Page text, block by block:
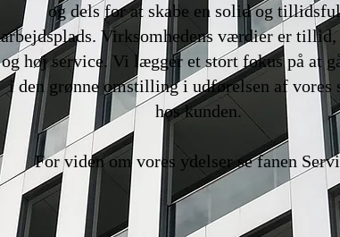
og dels for at skabe en solid og
arbejdsplads. Virksomhedens værdier er
og høj service. Vi lægger et stort fokus på at
i den grønne omstilling i udførelsen af vores
hos kunden.
For viden om vores ydelser se fanen